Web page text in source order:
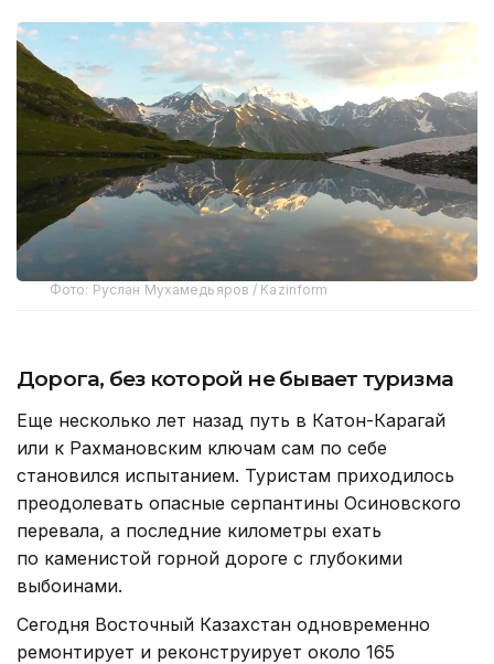
Фото: Руслан Мухамедьяров / Kazinform
Дорога, без которой не бывает туризма
Еще несколько лет назад путь в Катон-Карагай
или к Рахмановским ключам сам по себе
становился испытанием. Туристам приходилось
преодолевать опасные серпантины Осиновского
перевала, а последние километры ехать
по каменистой горной дороге с глубокими
выбоинами.
Сегодня Восточный Казахстан одновременно
ремонтирует и реконструирует около 165